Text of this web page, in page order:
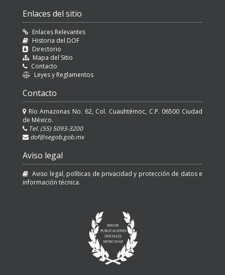
Enlaces del sitio
Enlaces Relevantes
Historia del DOF
Directorio
Mapa del Sitio
Contacto
Leyes y Reglamentos
Contacto
Río Amazonas No. 62, Col. Cuauhtémoc, C.P. 06500 Ciudad
de México.
Tel. (55) 5093-3200
dof@segob.gob.mx
Aviso legal
Aviso legal, políticas de privacidad y protección de datos e
información técnica.